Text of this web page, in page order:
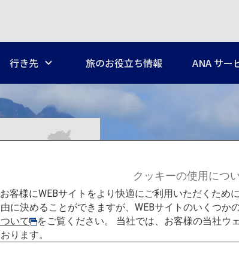
行き先 旅のお役立ち情報 ANA サー
クッキーの使用につ
客様にWEBサイトをより快適にご利用いただくた
に決めることができますが、WEBサイトのいくつ
いて
をご覧ください。 当社では、お客様の当社ウ
ります。